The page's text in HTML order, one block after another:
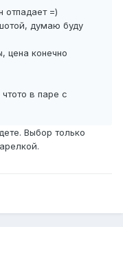
отпадает =)
думаю буду
цена конечно
в паре с
Выбор только